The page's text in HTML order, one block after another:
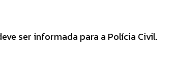
ser informada para a Polícia Civil.